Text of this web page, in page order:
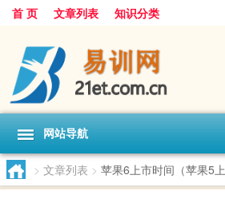
首 页 文章列表 知识分类
网站导航
> 文章列表 > 苹果6上市时间（苹果5上